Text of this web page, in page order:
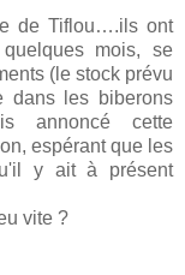
de Tiflou….ils ont
mois, se
(le stock prévu
dans les biberons
annoncé cette
espérant que les
y ait à présent
vite ?